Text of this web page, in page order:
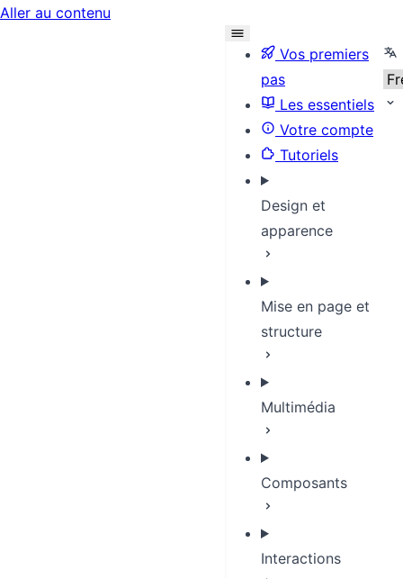
Aller au contenu
Vos premiers
pas
Les essentiels
Votre compte
Tutoriels
Design et
apparence
Mise en page et
structure
Multimédia
Composants
Interactions